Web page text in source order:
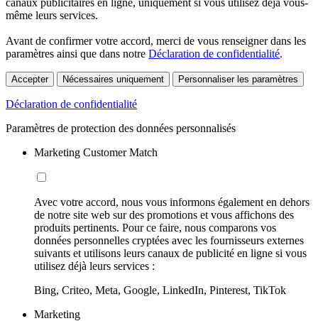
même leurs services.
Avant de confirmer votre accord, merci de vous renseigner dans les
paramètres ainsi que dans notre Déclaration de confidentialité.
Accepter Nécessaires uniquement Personnaliser les paramètres
Déclaration de confidentialité
Paramètres de protection des données personnalisés
Marketing Customer Match
Avec votre accord, nous vous informons également en dehors
de notre site web sur des promotions et vous affichons des
produits pertinents. Pour ce faire, nous comparons vos
données personnelles cryptées avec les fournisseurs externes
suivants et utilisons leurs canaux de publicité en ligne si vous
utilisez déjà leurs services :
Bing, Criteo, Meta, Google, LinkedIn, Pinterest, TikTok
Marketing